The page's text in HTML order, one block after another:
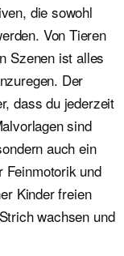
die sowohl
Von Tieren
Szenen ist alles
Der
dass du jederzeit
sind
auch ein
Feinmotorik und
Kinder freien
wachsen und